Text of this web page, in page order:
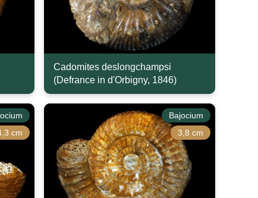
Cadomites deslongchampsi
(Defrance in d'Orbigny, 1846)
cm
Bajocium
3,8 cm